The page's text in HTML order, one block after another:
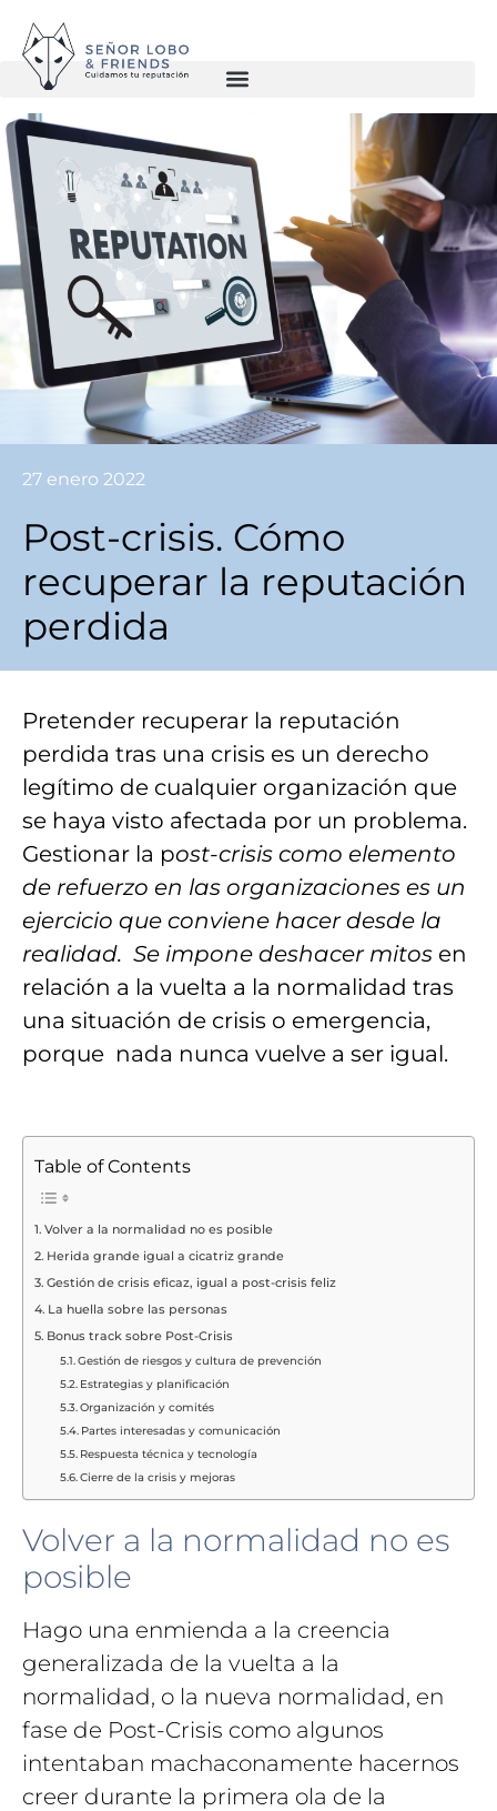
27 enero 2022
Post-crisis. Cómo
recuperar la reputación
perdida
Pretender recuperar la reputación
perdida tras una crisis es un derecho
legítimo de cualquier organización que
se haya visto afectada por un problema.
Gestionar la post-crisis como elemento
de refuerzo en las organizaciones es un
ejercicio que conviene hacer desde la
realidad. Se impone deshacer mitos en
relación a la vuelta a la normalidad tras
una situación de crisis o emergencia,
porque nada nunca vuelve a ser igual.
Table of Contents
Volver a la normalidad no es posible
Herida grande igual a cicatriz grande
Gestión de crisis eficaz, igual a post-crisis feliz
La huella sobre las personas
Bonus track sobre Post-Crisis
Gestión de riesgos y cultura de prevención
Estrategias y planificación
Organización y comités
Partes interesadas y comunicación
Respuesta técnica y tecnología
Cierre de la crisis y mejoras
Volver a la normalidad no es
posible
Hago una enmienda a la creencia
generalizada de la vuelta a la
normalidad, o la nueva normalidad, en
fase de Post-Crisis como algunos
intentaban machaconamente hacernos
creer durante la primera ola de la